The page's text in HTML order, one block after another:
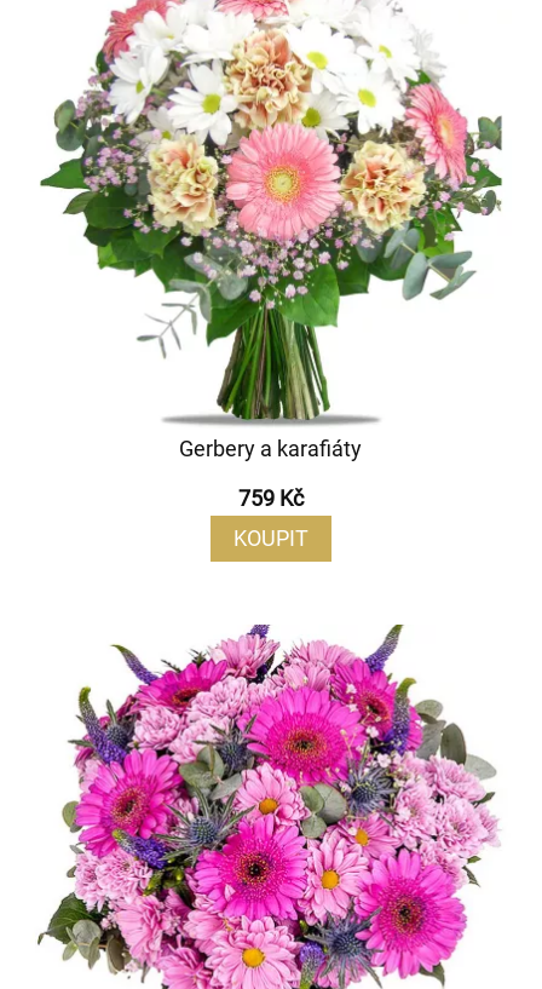
Gerbery a karafiáty
759 Kč
KOUPIT